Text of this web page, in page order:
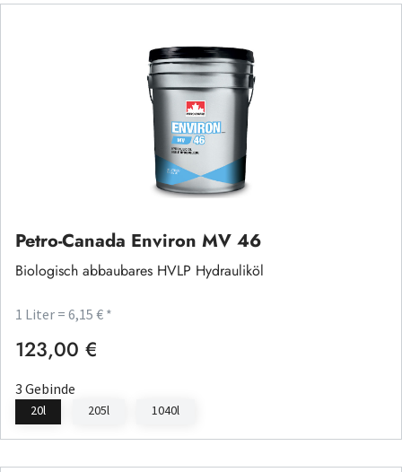
Petro-Canada Environ MV 46
Biologisch abbaubares HVLP Hydrauliköl
1 Liter = 6,15 € *
Regulärer Preis:
123,00 €
3 Gebinde
20l 205l 1040l